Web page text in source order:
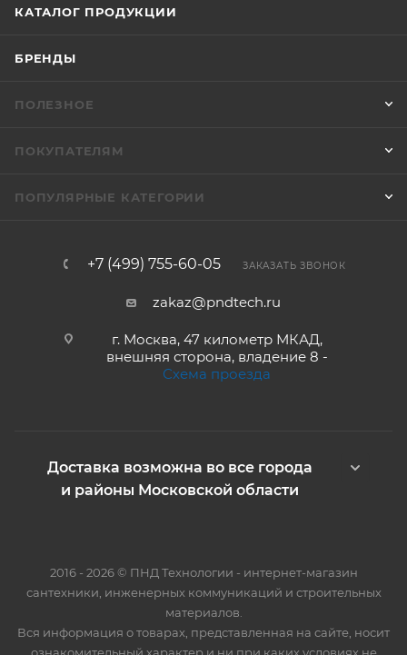
КАТАЛОГ ПРОДУКЦИИ
БРЕНДЫ
ПОЛЕЗНОЕ
ПОКУПАТЕЛЯМ
ПОПУЛЯРНЫЕ КАТЕГОРИИ
+7 (499) 755-60-05 ЗАКАЗАТЬ ЗВОНОК
zakaz@pndtech.ru
г. Москва, 47 километр МКАД,
внешняя сторона, владение 8 -
Схема проезда
Доставка возможна во все города
и районы Московской области
2016 - 2026 © ПНД Технологии - интернет-магазин
сантехники, инженерных коммуникаций и строительных
материалов.
Вся информация о товарах, представленная на сайте, носит